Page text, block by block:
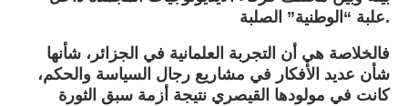
علبة “الوطنية” الصلبة.
فالخلاصة هي أن التجربة العلمانية في الجزائر، شأنها
شأن عديد الأفكار في مشاريع رجال السياسة والحكم،
كانت في مولودها القيصري نتيجة أزمة سبق الثورة